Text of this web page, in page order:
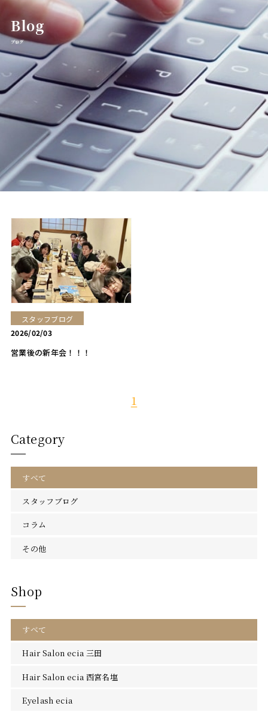
クーポン | エシア三田店
Ecia Sanda
クーポン | アイサロン
Eyelash
クーポン | エステサロン
Esthetic
クーポン | エシア西宮名塩店
Ecia Najio
ヘアーサロンミズグチ
HAIR SALON MIZUGUCHI
Eyelash
Eyelash Menu
アイラッシュギャラリー
Eyelash Gallery
成人式
Adult
託児所
Kids Room
採用情報
Recruit
ブログ
Blog
Blog
ブログ
スタッフブログ
2026/02/03
営業後の新年会！！！
1
Category
すべて
スタッフブログ
コラム
その他
Shop
すべて
Hair Salon ecia 三田
Hair Salon ecia 西宮名塩
Eyelash ecia